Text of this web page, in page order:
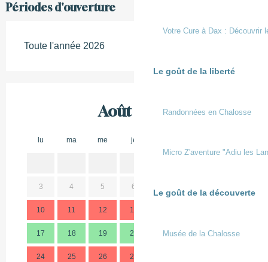
Votre Cure à Dax : Découvrir
Le goût de la liberté
Randonnées en Chalosse
Micro Z'aventure "Adiu les
Le goût de la découverte
Musée de la Chalosse
Périodes d'ouverture
Toute l'année 2026
Août 2026
lu ma me je
3 4 5 6
10 11 12 13
17 18 19 20 21 22 23
24 25 26 27